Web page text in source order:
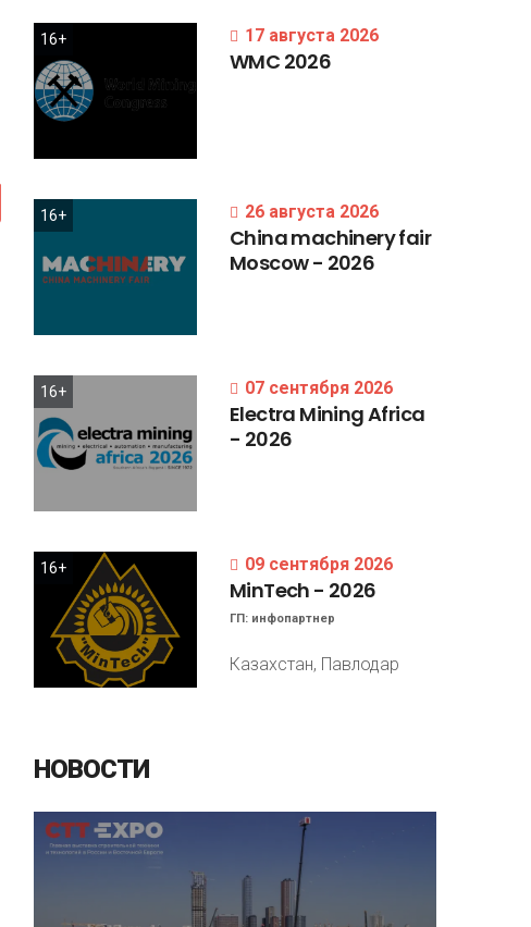
16+ 17 августа 2026
WMC 2026
16+ 26 августа 2026
Chinamachineryfair
Moscow- 2026
16+ 07 сентября 2026
Electra MiningAfrica
- 2026
16+ 09 сентября 2026
MinTech - 2026
ГП: инфопартнер
Казахстан, Павлодар
НОВОСТИ